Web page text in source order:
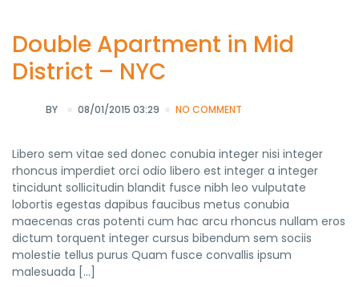
Double Apartment in Mid
District – NYC
BY 08/01/2015 03:29 NO COMMENT
Libero sem vitae sed donec conubia integer nisi integer
rhoncus imperdiet orci odio libero est integer a integer
tincidunt sollicitudin blandit fusce nibh leo vulputate
lobortis egestas dapibus faucibus metus conubia
maecenas cras potenti cum hac arcu rhoncus nullam eros
dictum torquent integer cursus bibendum sem sociis
molestie tellus purus Quam fusce convallis ipsum
malesuada […]